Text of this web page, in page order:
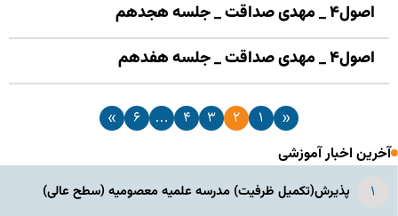
اصول۴ _ مهدی صداقت _ جلسه هجدهم
اصول۴ _ مهدی صداقت _ جلسه هفدهم
« ۱ ۲ ۳ ۴ … ۶ »
آخرین اخبار آموزشی
پذیرش(تکمیل ظرفیت) مدرسه علمیه معصومیه‌ (سطح عالی)